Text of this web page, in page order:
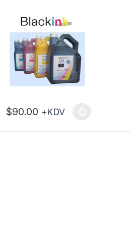
var. Seçenekler ürün sayfasından
$90.00 +KDV
Bu ürünün birden fazla varyasyonu